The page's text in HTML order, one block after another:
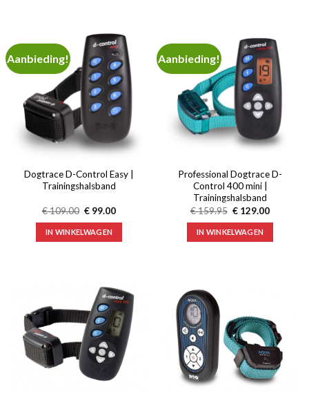
Aanbieding!
Dogtrace D-Control Easy |
Trainingshalsband
€109.00 Oorspronkelijke
was:
€ 109.00.
€ 99.00Huidige
IN WINKELWAGEN
Aanbieding!
Professional Dogtrace D-
Control 400 mini |
Trainingshalsband
€159.95 Oorspronkelijke
was:
€ 159.95.
€ 129.00Huidige
IN WINKELWAGEN